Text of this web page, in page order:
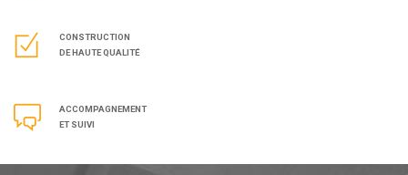
CONSTRUCTION
DE HAUTE QUALITÉ
ACCOMPAGNEMENT
ET SUIVI